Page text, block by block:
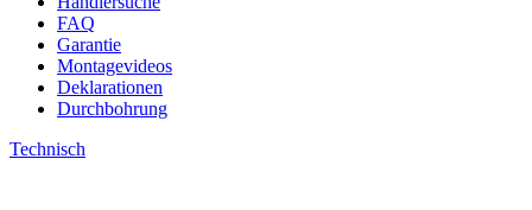
FAQ
Garantie
Montagevideos
Deklarationen
Durchbohrung
Technisch